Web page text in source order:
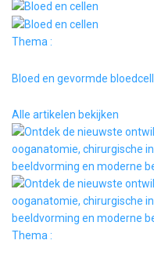
Thema :
Bloed en gevormde
Alle artikelen bekijken
Thema :